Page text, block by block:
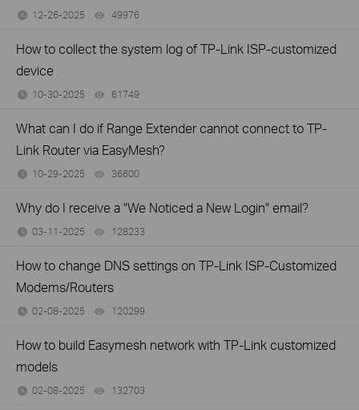
12-26-2025 49976
How to collect the system log of TP-Link ISP-customized
device
10-30-2025 61749
What can I do if Range Extender cannot connect to TP-
Link Router via EasyMesh?
10-29-2025 36600
Why do I receive a "We Noticed a New Login" email?
03-11-2025 128233
How to change DNS settings on TP-Link ISP-Customized
Modems/Routers
02-08-2025 120299
How to build Easymesh network with TP-Link customized
models
02-08-2025 132703